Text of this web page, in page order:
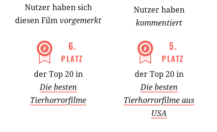
Nutzerhabensich
diesen Filmvorgemerkt
Nutzer haben
kommentiert
6.
PLATZ
der Top 20 in
Die besten
Tierhorrorfilme
5.
PLATZ
der Top 20 in
Die besten
Tierhorrorfilme aus
USA